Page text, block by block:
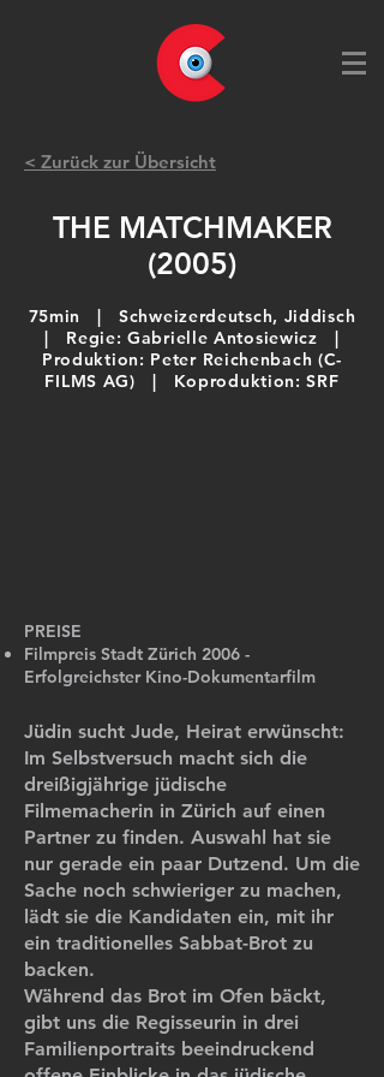
< Zurück zur Übersicht
THE MATCHMAKER
(2005)
75min | Schweizerdeutsch, Jiddisch
| Regie:Gabrielle Antosiewicz |
Produktion: Peter Reichenbach (C-
FILMS AG) | Koproduktion: SRF
PREISE
Filmpreis Stadt Zürich 2006 -
Erfolgreichster Kino-Dokumentarfilm
Jüdin sucht Jude, Heirat erwünscht:
Im Selbstversuch macht sich die
dreißigjährige jüdische
Filmemacherin in Zürich auf einen
Partner zu finden. Auswahl hat sie
nur gerade ein paar Dutzend. Um die
Sache noch schwieriger zu machen,
lädt sie die Kandidaten ein, mit ihr
ein traditionelles Sabbat-Brot zu
backen.
Während das Brot im Ofen bäckt,
gibt uns die Regisseurin in drei
Familienportraits beeindruckend